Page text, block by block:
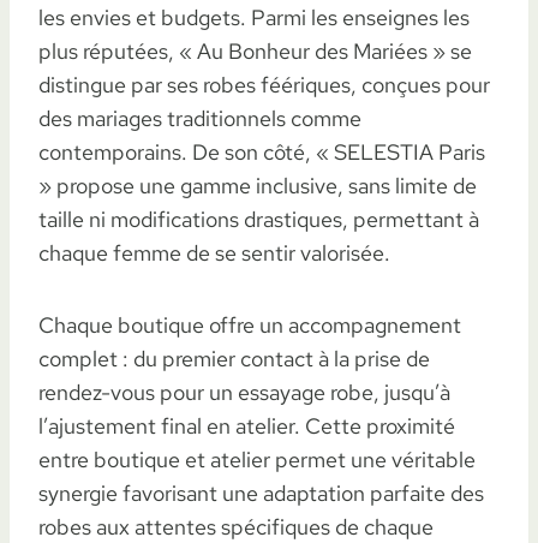
les envies et budgets. Parmi les enseignes les
plus réputées, « Au Bonheur des Mariées » se
distingue par ses robes féériques, conçues pour
des mariages traditionnels comme
contemporains. De son côté, « SELESTIA Paris
» propose une gamme inclusive, sans limite de
taille ni modifications drastiques, permettant à
chaque femme de se sentir valorisée.
Chaque boutique offre un accompagnement
complet : du premier contact à la prise de
rendez-vous pour un essayage robe, jusqu’à
l’ajustement final en atelier. Cette proximité
entre boutique et atelier permet une véritable
synergie favorisant une adaptation parfaite des
robes aux attentes spécifiques de chaque